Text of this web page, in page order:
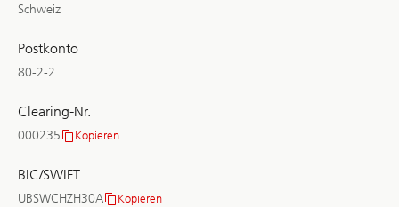
Schweiz
Postkonto
80-2-2
Clearing-Nr.
000235
Kopieren
BIC/SWIFT
UBSWCHZH30A
Kopieren